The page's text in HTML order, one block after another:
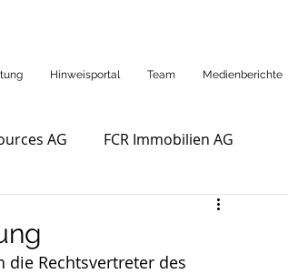
Hinweisportal Team Medienberichte
AG FCR Immobilien AG
die Rechtsvertreter des